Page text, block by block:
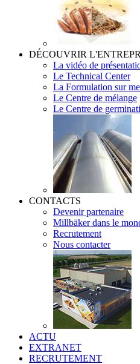
DÉCOUVRIR
La vidéo de
Le Technical Center
La Formulation sur
Le Centre de mélange
Le Centre de
CONTACTS
Devenir partenaire
Millbäker dans le
Recrutement
Nous contacter
ACTU
EXTRANET
RECRUTEMENT